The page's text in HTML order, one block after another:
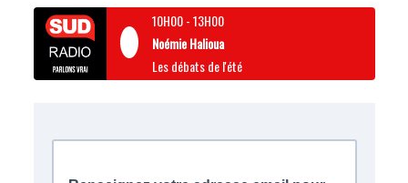
10H00-13H00
Noémie Halioua
Les débats de l'été